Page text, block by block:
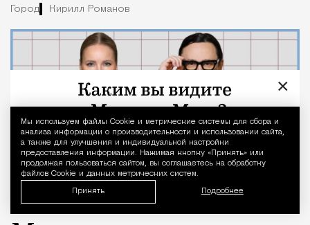
Уведомление
Мы используем файлы Сookie и метрические системы для сбора и
анализа информации о производительности и использовании сайта,
а также для улучшения и индивидуальной настройки
предоставления информации. Нажимая кнопку «Принять» или
продолжая пользоваться сайтом, вы соглашаетесь на обработку
файлов Cookie и данных метрических систем.
Принять Подробнее
Город Кирилл Романов
2 мин. чтения
×